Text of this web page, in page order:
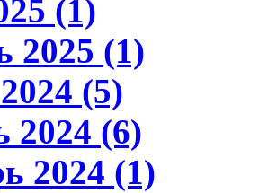
(1)
2025 (1)
(5)
2024 (6)
2024 (1)